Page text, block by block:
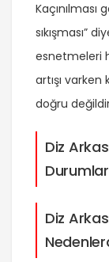
sıkışması”
esnetmeleri
artışı
doğru
Diz
Diz